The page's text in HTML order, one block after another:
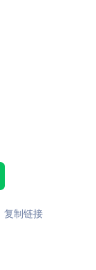
复制链接